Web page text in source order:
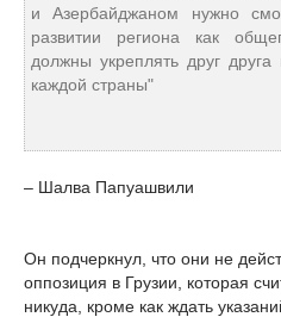
и Азербайджаном нужно
развитии региона как
должны укреплять друг
каждой страны"
– Шалва Папуашвили
Он подчеркнул, что они не
оппозиция в Грузии, которая
никуда, кроме как ждать